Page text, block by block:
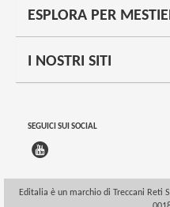
ESPLORA PER
I NOSTRI SITI
SEGUICI SUI SOCIAL
Editalia è un marchio di Treccani Reti